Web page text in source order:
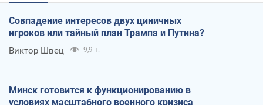
Совпадение интересов двух циничных
игроков или тайный план Трампа и Путина?
Виктор Швец 9,9 т.
Минск готовится к функционированию в
условиях масштабного военного кризиса